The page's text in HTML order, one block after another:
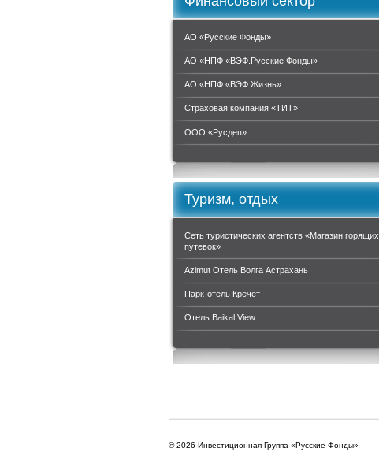
АО «Русские Фонды»
АО «НПФ «ВЭФ.Русские Фонды»
АО «НПФ «ВЭФ.Жизнь»
Страховая компания «ТИТ»
ООО «Руcдеп»
Туризм, отдых
Сеть туристических агентств «Магазин горящих
путевок»
Azimut Отель Волга Астрахань
Парк-отель Кречет
Отель Baikal View
© 2026 Инвестиционная Группа «Русские Фонды»